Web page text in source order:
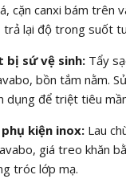
cặn canxi bám trên
trả lại độ trong suốt
bị sứ vệ sinh:Tẩy
bồn tắm nằm.
dụng để triệt tiêu
kiện inox:Lau
giá treo khăn
tróc lớp mạ.